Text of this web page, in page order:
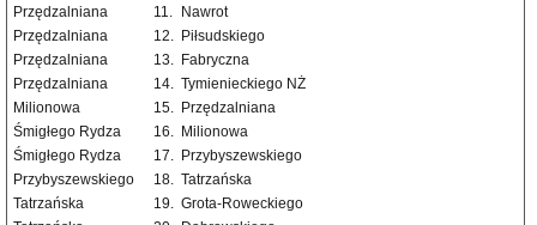
Przędzalniana
11.
Nawrot
Przędzalniana
12. Piłsudskiego
Przędzalniana
13. Fabryczna
Przędzalniana
14. Tymienieckiego NŻ
Milionowa
15. Przędzalniana
Śmigłego Rydza
16. Milionowa
Śmigłego Rydza
17. Przybyszewskiego
Przybyszewskiego
18. Tatrzańska
Tatrzańska
19. Grota-Roweckiego